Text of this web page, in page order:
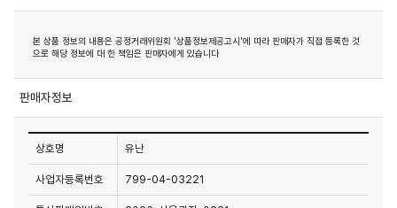
본 상품 정보의 내용은 공정거래위원회 '상품정보제공고시'에 따라 판매자가 직접 등록한 것
으로 해당 정보에 대 한 책임은 판매자에게 있습니다
판매자정보
상호명 유난
사업자등록번호 799-04-03221